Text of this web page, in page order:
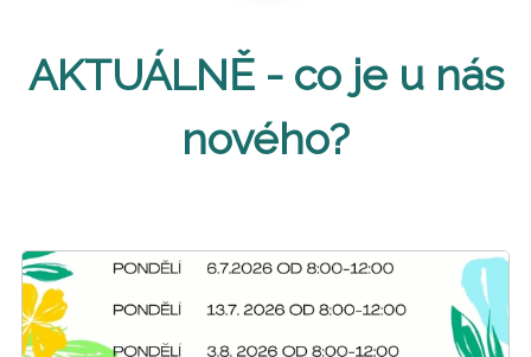
AKTUÁLNĚ - co je u nás
nového?